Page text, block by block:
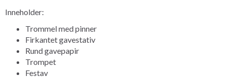
Inneholder:
Trommel med pinner
Firkantet gavestativ
Rund gavepapir
Trompet
Festav